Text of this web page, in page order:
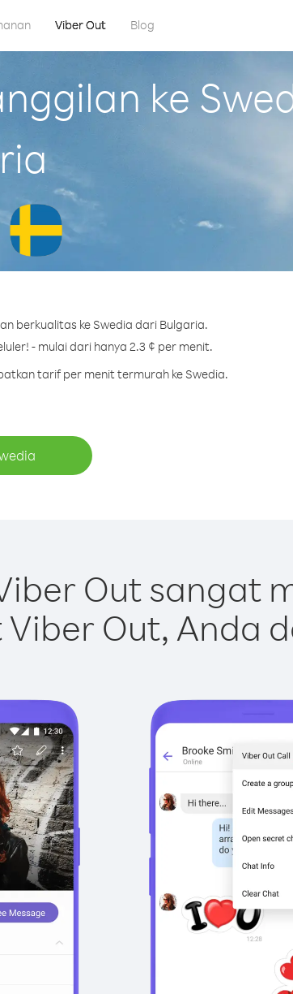
Viber Out Blog
ke
berkualitas ke Swedia dari Bulgaria.
- mulai dari hanya 2.3 ¢ per menit.
tarif per menit termurah ke Swedia.
Out sangat
Out, Anda